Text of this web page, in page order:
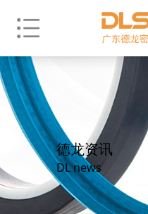
德龙资讯
DL news